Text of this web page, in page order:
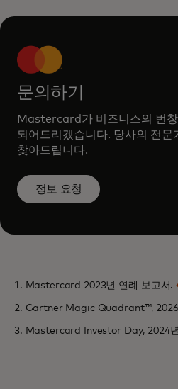
문의하기
Mastercard가 비즈니스의 번창
되어드리겠습니다. 당사의 전문
찾아드립니다.
정보 요청
1. Mastercard 2023년 연례 보고서.
2. Gartner Magic Quadrant™,
3. Mastercard Investor Day, 2024